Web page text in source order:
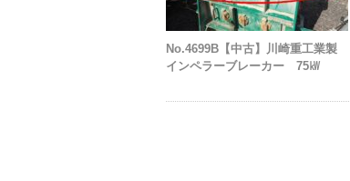
No.4699B【中古】川崎重工業製
インペラーブレーカー 75㎾